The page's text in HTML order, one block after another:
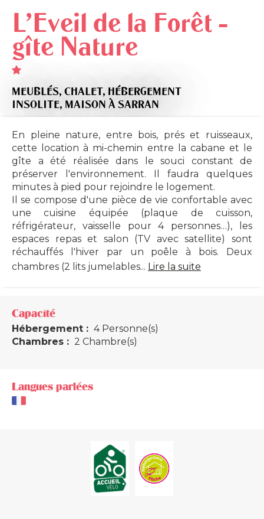
L'Eveil de la Forêt -
gîte Nature
MEUBLÉS, CHALET, HÉBERGEMENT
INSOLITE, MAISON À SARRAN
En pleine nature, entre bois, prés et ruisseaux,
cette location à mi-chemin entre la cabane et le
gîte a été réalisée dans le souci constant de
préserver l'environnement. Il faudra quelques
minutes à pied pour rejoindre le logement.
Il se compose d'une pièce de vie confortable avec
une cuisine équipée (plaque de cuisson,
réfrigérateur, vaisselle pour 4 personnes…), les
espaces repas et salon (TV avec satellite) sont
réchauffés l'hiver par un poêle à bois. Deux
chambres (2 lits jumelables... Lire la suite
Capacité
Hébergement : 4 Personne(s)
Chambres : 2 Chambre(s)
Langues parlées